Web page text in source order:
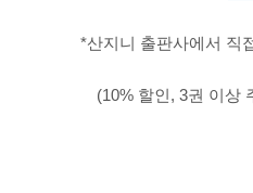
*산지니 출판사에서 직
(10% 할인, 3권 이상